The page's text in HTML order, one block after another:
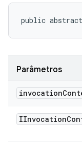
public
Parâmetros
invocation
IInvocation